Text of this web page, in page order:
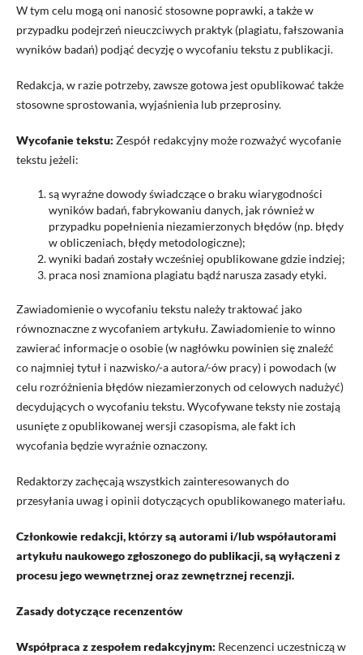
W tym celu mogą oni nanosić stosowne poprawki, a także w
przypadku podejrzeń nieuczciwych praktyk (plagiatu, fałszowania
wyników badań) podjąć decyzję o wycofaniu tekstu z publikacji.
Redakcja, w razie potrzeby, zawsze gotowa jest opublikować także
stosowne sprostowania, wyjaśnienia lub przeprosiny.
Wycofanie tekstu: Zespół redakcyjny może rozważyć wycofanie
tekstu jeżeli:
są wyraźne dowody świadczące o braku wiarygodności
wyników badań, fabrykowaniu danych, jak również w
przypadku popełnienia niezamierzonych błędów (np. błędy
w obliczeniach, błędy metodologiczne);
wyniki badań zostały wcześniej opublikowane gdzie indziej;
praca nosi znamiona plagiatu bądź narusza zasady etyki.
Zawiadomienie o wycofaniu tekstu należy traktować jako
równoznaczne z wycofaniem artykułu. Zawiadomienie to winno
zawierać informacje o osobie (w nagłówku powinien się znaleźć
co najmniej tytuł i nazwisko/-a autora/-ów pracy) i powodach (w
celu rozróżnienia błędów niezamierzonych od celowych nadużyć)
decydujących o wycofaniu tekstu. Wycofywane teksty nie zostają
usunięte z opublikowanej wersji czasopisma, ale fakt ich
wycofania będzie wyraźnie oznaczony.
Redaktorzy zachęcają wszystkich zainteresowanych do
przesyłania uwag i opinii dotyczących opublikowanego materiału.
Członkowie redakcji, którzy są autorami i/lub współautorami
artykułu naukowego zgłoszonego do publikacji, są wyłączeni z
procesu jego wewnętrznej oraz zewnętrznej recenzji.
Zasady dotyczące recenzentów
Współpraca z zespołem redakcyjnym: Recenzenci uczestniczą w